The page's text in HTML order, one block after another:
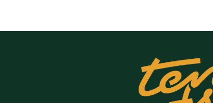
Tienda de ropa
Nos encanta vivir lo último de
buscan prendas para su día a día.